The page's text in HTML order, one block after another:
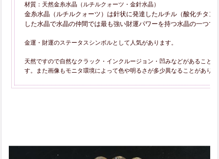
材質：天然金糸水晶（ルチルクォーツ・金針水晶）
金糸水晶（ルチルクォーツ）は針状に発達したルチル（酸化チタン
した水晶で水晶の仲間では最も強い財運パワーを持つ水晶の一つで
金運・財運のステータスシンボルとして人気があります。
天然ですので自然なクラック・インクルージョン・凹みなどがあること
す。また画像もモニタ環境によって色や明るさが多少異なることがあり